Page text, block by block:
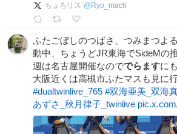
ちょろリス @ Ryo_mach
ふたごぼしのつばさ、つみまつよ
動中、ちょうどJR東海でSideMの
週は名古屋開催なのででらますに
大阪近くは高槻市ふたマスも見に
#dualtwinlive_765 #双海亜美_双海
あずさ_秋月律子_twinlive